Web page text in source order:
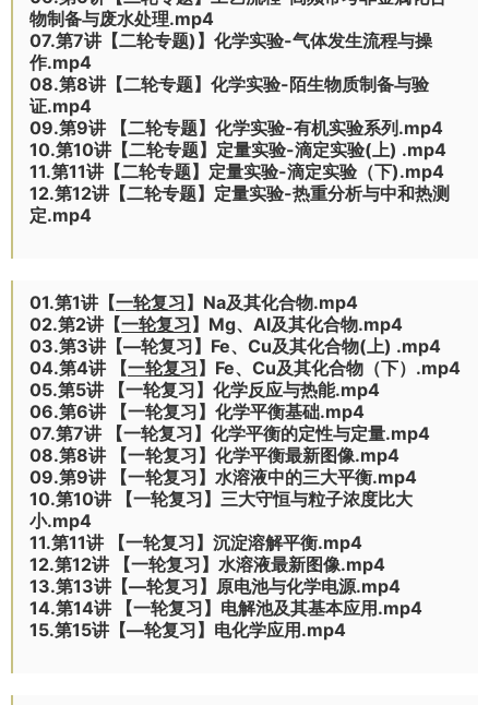
物制备与废水处理.mp4
07.第7讲【二轮专题)】化学实验-气体发生流程与操
作.mp4
08.第8讲【二轮专题】化学实验-陌生物质制备与验
证.mp4
09.第9讲 【二轮专题】化学实验-有机实验系列.mp4
10.第10讲【二轮专题】定量实验-滴定实验(上) .mp4
11.第11讲【二轮专题】定量实验-滴定实验（下).mp4
12.第12讲【二轮专题】定量实验-热重分析与中和热测
定.mp4
01.第1讲【一轮复习】Na及其化合物.mp4
02.第2讲【一轮复习】Mg、Al及其化合物.mp4
03.第3讲【—轮复习】Fe、Cu及其化合物(上) .mp4
04.第4讲 【一轮复习】Fe、Cu及其化合物（下）.mp4
05.第5讲 【一轮复习】化学反应与热能.mp4
06.第6讲 【一轮复习】化学平衡基础.mp4
07.第7讲 【一轮复习】化学平衡的定性与定量.mp4
08.第8讲 【一轮复习】化学平衡最新图像.mp4
09.第9讲 【一轮复习】水溶液中的三大平衡.mp4
10.第10讲 【一轮复习】三大守恒与粒子浓度比大
小.mp4
11.第11讲 【一轮复习】沉淀溶解平衡.mp4
12.第12讲 【一轮复习】水溶液最新图像.mp4
13.第13讲【—轮复习】原电池与化学电源.mp4
14.第14讲 【一轮复习】电解池及其基本应用.mp4
15.第15讲【—轮复习】电化学应用.mp4